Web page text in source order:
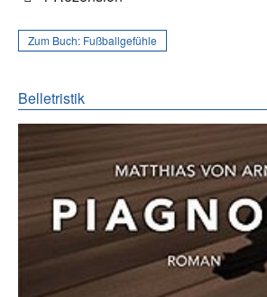
Zum Buch: Fußballgefühle
Belletristik